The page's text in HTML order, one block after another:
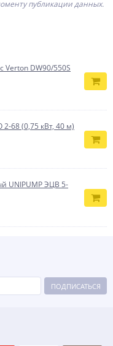
публикации данных.
DW90/550S
2-68 (0,75 кВт, 40 м)
UNIPUMP ЭЦВ 5-
ПОДПИСАТЬСЯ